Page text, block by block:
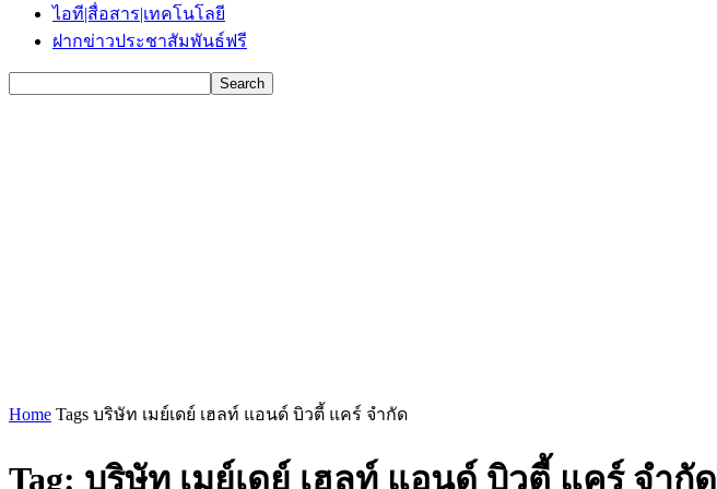
ไอที|สื่อสาร|เทคโนโลยี
ฝากข่าวประชาสัมพันธ์ฟรี
Home Tags บริษัท เมย์เดย์ เฮลท์ แอนด์ บิวตี้ แคร์ จำกัด
Tag: บริษัท เมย์เดย์ เฮลท์ แอนด์ บิวตี้ แคร์ จำกัด